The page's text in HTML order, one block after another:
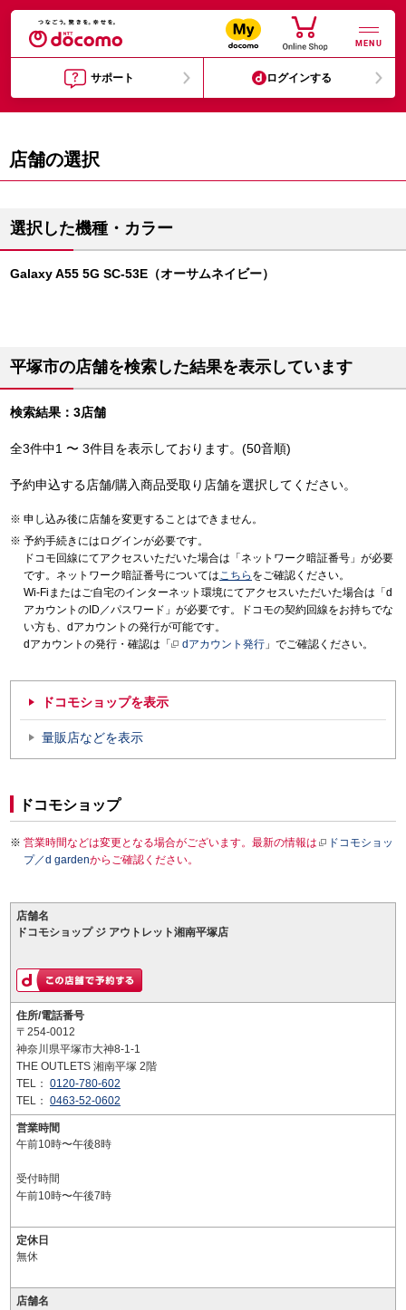
MENU
サポート ログインする
店舗の選択
選択した機種・カラー
Galaxy A55 5G SC-53E（オーサムネイビー）
平塚市の店舗を検索した結果を表示しています
検索結果：3店舗
全3件中1 〜 3件目を表示しております。(50音順)
予約申込する店舗/購入商品受取り店舗を選択してください。
申し込み後に店舗を変更することはできません。
予約手続きにはログインが必要です。
ドコモ回線にてアクセスいただいた場合は「ネットワーク暗証番号」が必要
です。ネットワーク暗証番号についてはこちら をご確認ください。
Wi-Fiまたはご自宅のインターネット環境にてアクセスいただいた場合は「d
アカウントのID／パスワード」が必要です。ドコモの契約回線をお持ちでな
い方も、dアカウントの発行が可能です。
dアカウントの発行・確認は「
dアカウント発行 」でご確認ください。
ドコモショップを表示
量販店などを表示
ドコモショップ
営業時間などは変更となる場合がございます。最新の情報は
ドコモショッ
プ／d gardenからご確認ください。
店舗名
ドコモショップ ジ アウトレット湘南平塚店
住所/電話番号
〒254-0012
神奈川県平塚市大神8-1-1
THE OUTLETS 湘南平塚 2階
TEL： 0120-780-602
TEL： 0463-52-0602
営業時間
午前10時〜午後8時
受付時間
午前10時〜午後7時
定休日
無休
店舗名